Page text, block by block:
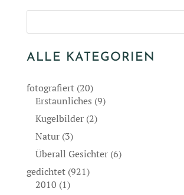
ALLE KATEGORIEN
fotografiert(20)
Erstaunliches (9)
Kugelbilder(2)
Natur(3)
Überall Gesichter(6)
gedichtet(921)
2010 (1)